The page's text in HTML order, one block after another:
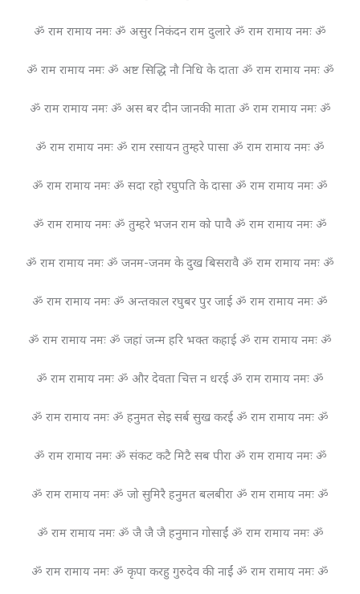
ॐ राम रामाय नमः ॐ असुर निकंदन राम दुलारे ॐ राम रामाय नमः ॐ
ॐ राम रामाय नमः ॐ अष्ट सिद्धि नौ निधि के दाता ॐ राम रामाय नमः ॐ
ॐ राम रामाय नमः ॐ अस बर दीन जानकी माता ॐ राम रामाय नमः ॐ
ॐ राम रामाय नमः ॐ राम रसायन तुम्हरे पासा ॐ राम रामाय नमः ॐ
ॐ राम रामाय नमः ॐ सदा रहो रघुपति के दासा ॐ राम रामाय नमः ॐ
ॐ राम रामाय नमः ॐ तुम्हरे भजन राम को पावै ॐ राम रामाय नमः ॐ
ॐ राम रामाय नमः ॐ जनम-जनम के दुख बिसरावै ॐ राम रामाय नमः ॐ
ॐ राम रामाय नमः ॐ अन्तकाल रघुबर पुर जाई ॐ राम रामाय नमः ॐ
ॐ राम रामाय नमः ॐ जहां जन्म हरि भक्त कहाई ॐ राम रामाय नमः ॐ
ॐ राम रामाय नमः ॐ और देवता चित्त न धरई ॐ राम रामाय नमः ॐ
ॐ राम रामाय नमः ॐ हनुमत सेइ सर्ब सुख करई ॐ राम रामाय नमः ॐ
ॐ राम रामाय नमः ॐ संकट कटै मिटै सब पीरा ॐ राम रामाय नमः ॐ
ॐ राम रामाय नमः ॐ जो सुमिरै हनुमत बलबीरा ॐ राम रामाय नमः ॐ
ॐ राम रामाय नमः ॐ जै जै जै हनुमान गोसाईं ॐ राम रामाय नमः ॐ
ॐ राम रामाय नमः ॐ कृपा करहु गुरुदेव की नाईं ॐ राम रामाय नमः ॐ